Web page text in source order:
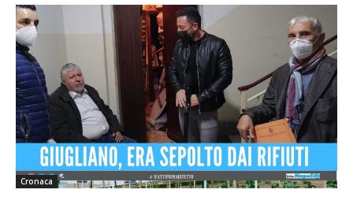
Cronaca